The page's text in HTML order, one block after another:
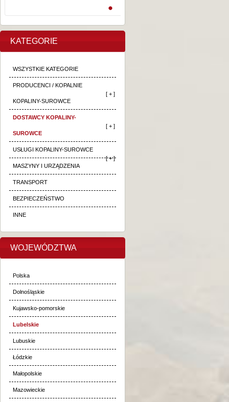
KATEGORIE
WSZYSTKIE KATEGORIE
PRODUCENCI / KOPALNIE
KOPALINY-SUROWCE
[ + ]
DOSTAWCY KOPALINY-
SUROWCE
[ + ]
USŁUGI KOPALINY-SUROWCE
[ + ]
MASZYNY I URZĄDZENIA
TRANSPORT
BEZPIECZEŃSTWO
INNE
WOJEWÓDZTWA
Polska
Dolnośląskie
Kujawsko-pomorskie
Lubelskie
Lubuskie
Łódzkie
Małopolskie
Mazowieckie